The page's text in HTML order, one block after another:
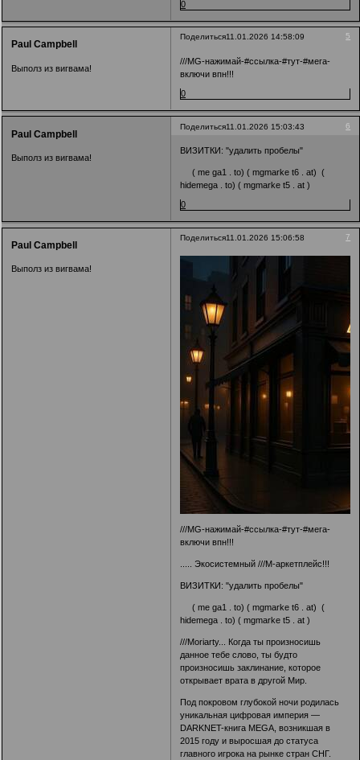
0
Поделиться 5
11.01.2026 14:58:09
Paul Campbell
Выполз из вигвама!
///MG-нажимай-#ссылка-#тут-#мега-
включи впн!!!
0
Поделиться 6
11.01.2026 15:03:43
Paul Campbell
Выполз из вигвама!
ВИЗИТКИ: "удалить пробелы"
( me ga1 . to) ( mgmarke t6 . at) (
hidemega . to) ( mgmarke t5 . at )
0
Поделиться 7
11.01.2026 15:06:58
Paul Campbell
Выполз из вигвама!
///MG-нажимай-#ссылка-#тут-#мега-
включи впн!!!
..... Экосистемный ///M-аркетплейс!!!
ВИЗИТКИ: "удалить пробелы"
( me ga1 . to) ( mgmarke t6 . at) (
hidemega . to) ( mgmarke t5 . at )
///Moriarty... Когда ты произносишь
данное тебе слово, ты будто
произносишь заклинание, которое
открывает врата в другой Мир.
Под покровом глубокой ночи родилась
уникальная цифровая империя —
DARKNET-книга MEGA, возникшая в
2015 году и выросшая до статуса
главного игрока на рынке стран СНГ.